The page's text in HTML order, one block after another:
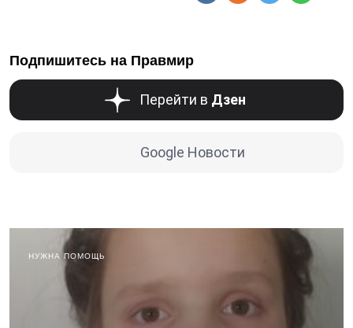
Подпишитесь на Правмир
Перейти в Дзен
Google Новости
НУЖНА ПОМОЩЬ